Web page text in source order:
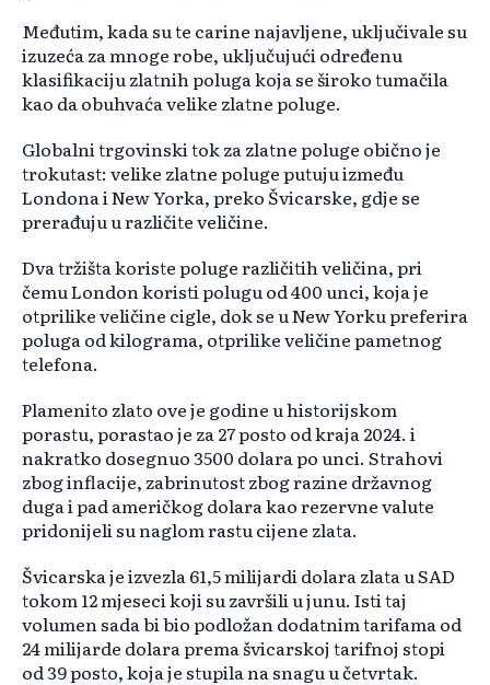
Međutim, kada su te carine najavljene, uključivale su
izuzeća za mnoge robe, uključujući određenu
klasifikaciju zlatnih poluga koja se široko tumačila
kao da obuhvaća velike zlatne poluge.
Globalni trgovinski tok za zlatne poluge obično je
trokutast: velike zlatne poluge putuju između
Londona i New Yorka, preko Švicarske, gdje se
prerađuju u različite veličine.
Dva tržišta koriste poluge različitih veličina, pri
čemu London koristi polugu od 400 unci, koja je
otprilike veličine cigle, dok se u New Yorku preferira
poluga od kilograma, otprilike veličine pametnog
telefona.
Plamenito zlato ove je godine u historijskom
porastu, porastao je za 27 posto od kraja 2024. i
nakratko dosegnuo 3500 dolara po unci. Strahovi
zbog inflacije, zabrinutost zbog razine državnog
duga i pad američkog dolara kao rezervne valute
pridonijeli su naglom rastu cijene zlata.
Švicarska je izvezla 61,5 milijardi dolara zlata u SAD
tokom 12 mjeseci koji su završili u junu. Isti taj
volumen sada bi bio podložan dodatnim tarifama od
24 milijarde dolara prema švicarskoj tarifnoj stopi
od 39 posto, koja je stupila na snagu u četvrtak.